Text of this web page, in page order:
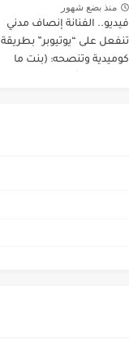
العسلية: (عاوزين العالم
يعرف انو في سودانيين لونهم
أبيض وكفاية الغناء للسمر
أخذوا حقهم وكفاية)
منذ بضع شهور
فيديو.. الفنانة إنصاف مدني
تنفعل على “يوتيوبر” بطريقة
كوميدية وتنصحه: (بنت ما